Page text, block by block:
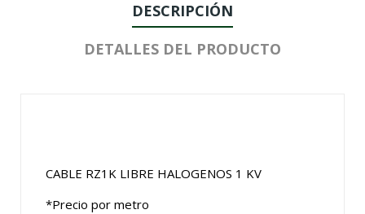
DESCRIPCIÓN
DETALLES DEL PRODUCTO
CABLE RZ1K LIBRE HALOGENOS 1 KV
*Precio por metro